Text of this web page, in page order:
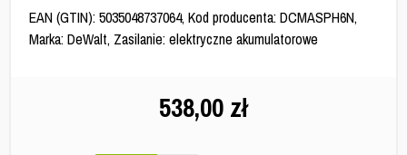
EAN (GTIN): 5035048737064, Kod producenta: DCMASPH6N,
Marka: DeWalt, Zasilanie: elektryczne akumulatorowe
538,00 zł